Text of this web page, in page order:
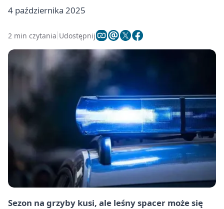
4 października 2025
2 min czytania Udostępnij
Sezon na grzyby kusi, ale leśny spacer może się